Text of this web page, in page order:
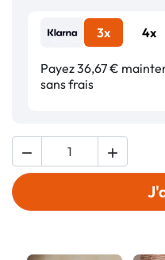
3x 4x
Payez 36,67 €
sans frais
 